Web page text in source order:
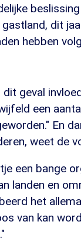
dit
hebben
geval
een
En
weet de
een bange
landen en
het
van kan